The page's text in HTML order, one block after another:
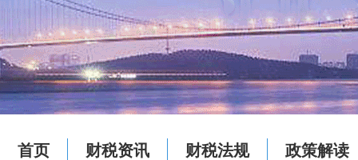
首页 财税资讯 财税法规 政策解读